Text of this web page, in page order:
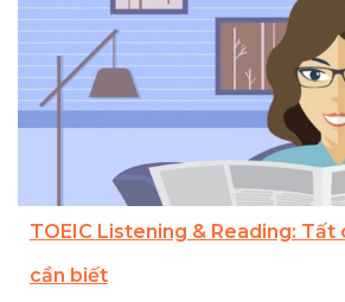
TOEIC Listening & Reading: Tất
cần biết